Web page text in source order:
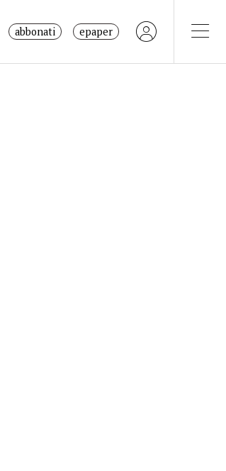
abbonati epaper